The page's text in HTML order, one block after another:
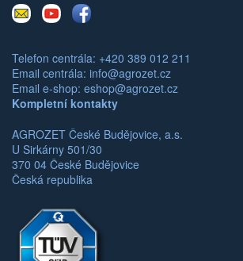
E-
mail
YoutubeFacebook
Telefon centrála: +420 389 012 211
Email centrála: info@agrozet.cz
Email e-shop: eshop@agrozet.cz
Kompletní kontakty
AGROZET České Budějovice, a.s.
U Sirkárny 501/30
370 04 České Budějovice
Česká republika